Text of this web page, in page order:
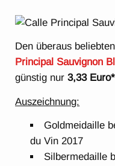
Den überaus
Principal Sauvignon
günstig nur3,33
Auszeichnung:
Goldmeidaille
du Vin 2017
Silbermedaille